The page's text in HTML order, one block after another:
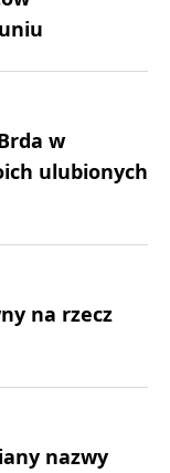
w
ulubionych
na rzecz
nazwy